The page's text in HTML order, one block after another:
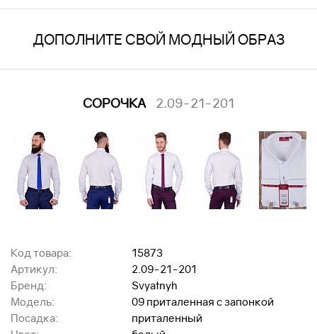
ДОПОЛНИТЕ СВОЙ МОДНЫЙ ОБРАЗ
СОРОЧКА 2.09-21-201
Код товара:
15873
Артикул:
2.09-21-201
Бренд:
Svyatnyh
Модель:
09 приталенная с запонкой
Посадка:
приталенный